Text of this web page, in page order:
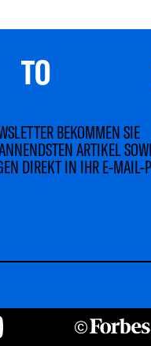
BEKOMMEN SIE
ARTIKEL
DIREKT IN IHR E-MAIL-